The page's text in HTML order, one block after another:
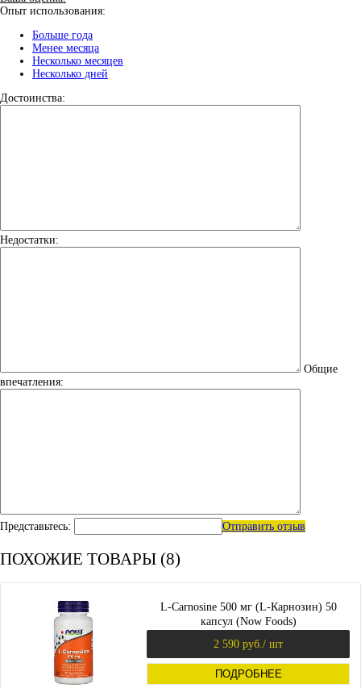
Опыт использования:
Больше года
Менее месяца
Несколько месяцев
Несколько дней
Достоинства:
Недостатки:
Общие
впечатления:
Представьтесь: Отправить отзыв
ПОХОЖИЕ ТОВАРЫ (8)
L-Carnosine 500 мг (L-Карнозин) 50
капсул (Now Foods)
2 590 руб. / шт
ПОДРОБНЕЕ